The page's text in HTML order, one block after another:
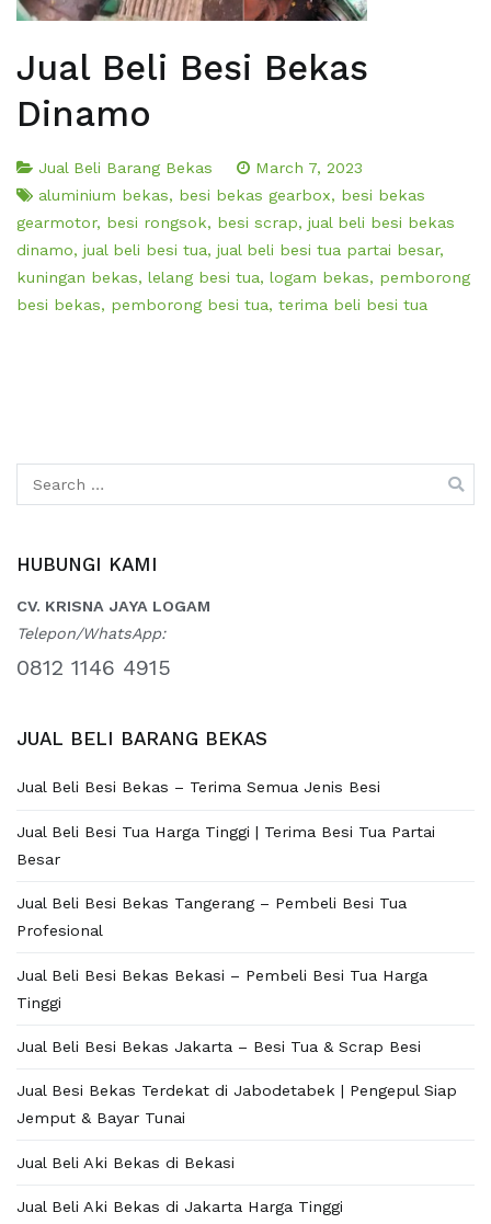
Jual Beli Besi Bekas
Dinamo
Jual Beli Barang Bekas
March 7, 2023
aluminium bekas, besi bekas gearbox, besi bekas
gearmotor, besi rongsok, besi scrap, jual beli besi bekas
dinamo, jual beli besi tua, jual beli besi tua partai besar,
kuningan bekas, lelang besi tua, logam bekas, pemborong
besi bekas, pemborong besi tua, terima beli besi tua
for:
HUBUNGI KAMI
CV. KRISNA JAYA LOGAM
Telepon/WhatsApp:
0812 1146 4915
JUAL BELI BARANG BEKAS
Jual Beli Besi Bekas – Terima Semua Jenis Besi
Jual Beli Besi Tua Harga Tinggi | Terima Besi Tua Partai
Besar
Jual Beli Besi Bekas Tangerang – Pembeli Besi Tua
Profesional
Jual Beli Besi Bekas Bekasi – Pembeli Besi Tua Harga
Tinggi
Jual Beli Besi Bekas Jakarta – Besi Tua & Scrap Besi
Jual Besi Bekas Terdekat di Jabodetabek | Pengepul Siap
Jemput & Bayar Tunai
Jual Beli Aki Bekas di Bekasi
Jual Beli Aki Bekas di Jakarta Harga Tinggi